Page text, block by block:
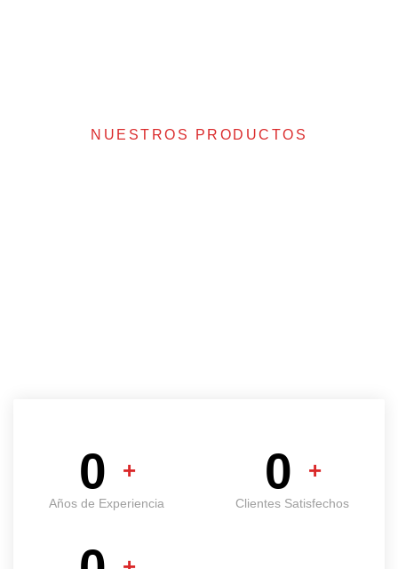
NUESTROS PRODUCTOS
0 +
Años de Experiencia
0 +
Clientes Satisfechos